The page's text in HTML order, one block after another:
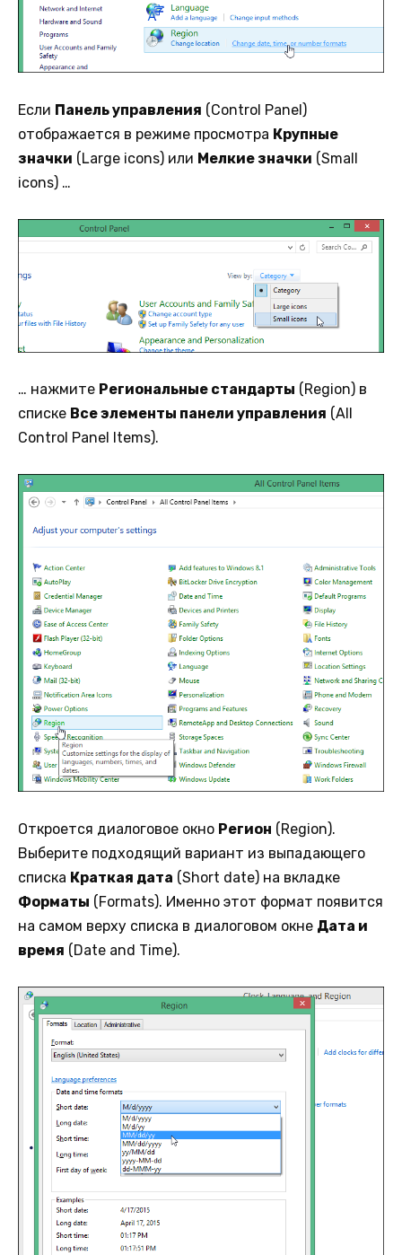
Если Панель управления (Control Panel)
отображается в режиме просмотра Крупные
значки (Large icons) или Мелкие значки (Small
icons) …
… нажмите Региональные стандарты (Region) в
списке Все элементы панели управления (All
Control Panel Items).
Откроется диалоговое окно Регион (Region).
Выберите подходящий вариант из выпадающего
списка Краткая дата (Short date) на вкладке
Форматы (Formats). Именно этот формат появится
на самом верху списка в диалоговом окне Дата и
время (Date and Time).